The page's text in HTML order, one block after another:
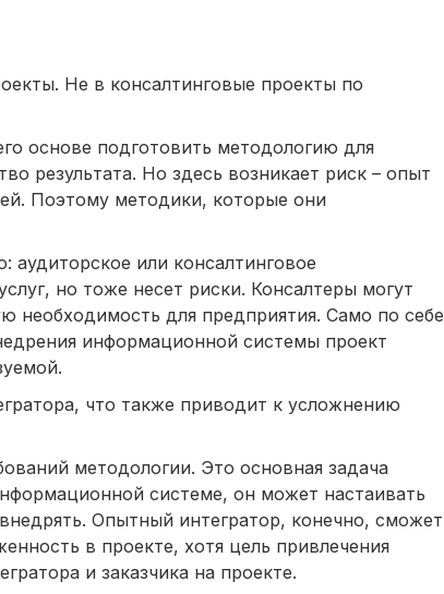
Не в консалтинговые проекты по
основе подготовить методологию для
результата. Но здесь возникает риск – опыт
Поэтому методики, которые они
аудиторское или консалтинговое
но тоже несет риски. Консалтеры могут
необходимость для предприятия. Само по себе
информационной системы проект
что также приводит к усложнению
методологии. Это основная задача
системе, он может настаивать
Опытный интегратор, конечно, сможет
в проекте, хотя цель привлечения
и заказчика на проекте.